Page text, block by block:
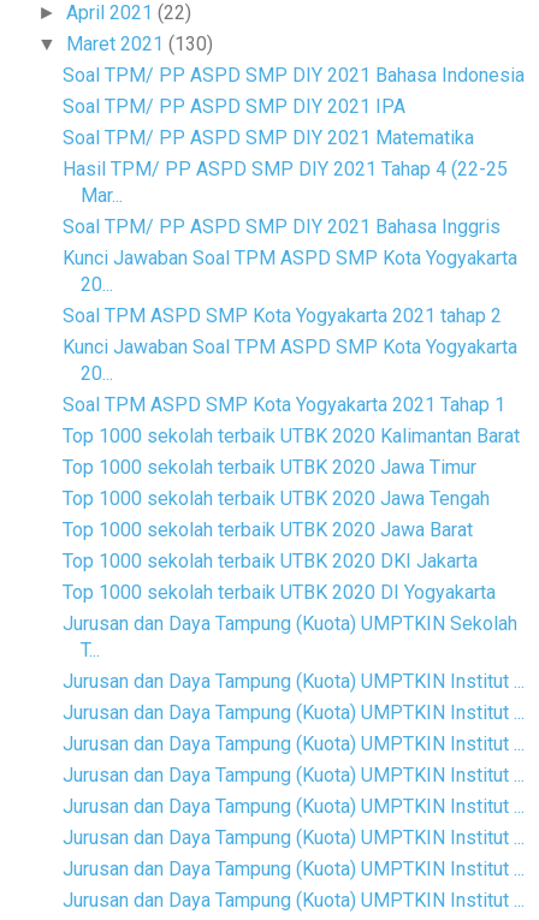
►April 2021(22)
▼ Maret 2021(130)
Soal TPM/ PP ASPD SMP DIY 2021 Bahasa Indonesia
Soal TPM/ PP ASPD SMP DIY 2021 IPA
Soal TPM/ PP ASPD SMP DIY 2021 Matematika
Hasil TPM/ PP ASPD SMP DIY 2021 Tahap 4 (22-25
Mar...
Soal TPM/ PP ASPD SMP DIY 2021 Bahasa Inggris
Kunci Jawaban Soal TPM ASPD SMP Kota Yogyakarta
20...
Soal TPM ASPD SMP Kota Yogyakarta 2021 tahap 2
Kunci Jawaban Soal TPM ASPD SMP Kota Yogyakarta
20...
Soal TPM ASPD SMP Kota Yogyakarta 2021 Tahap 1
Top 1000 sekolah terbaik UTBK 2020 Kalimantan Barat
Top 1000 sekolah terbaik UTBK 2020 Jawa Timur
Top 1000 sekolah terbaik UTBK 2020 Jawa Tengah
Top 1000 sekolah terbaik UTBK 2020 Jawa Barat
Top 1000 sekolah terbaik UTBK 2020 DKI Jakarta
Top 1000 sekolah terbaik UTBK 2020 DI Yogyakarta
Jurusan dan Daya Tampung (Kuota) UMPTKIN Sekolah
T...
Jurusan dan Daya Tampung (Kuota) UMPTKIN Institut ...
Jurusan dan Daya Tampung (Kuota) UMPTKIN Institut ...
Jurusan dan Daya Tampung (Kuota) UMPTKIN Institut ...
Jurusan dan Daya Tampung (Kuota) UMPTKIN Institut ...
Jurusan dan Daya Tampung (Kuota) UMPTKIN Institut ...
Jurusan dan Daya Tampung (Kuota) UMPTKIN Institut ...
Jurusan dan Daya Tampung (Kuota) UMPTKIN Institut ...
Jurusan dan Daya Tampung (Kuota) UMPTKIN Institut ...